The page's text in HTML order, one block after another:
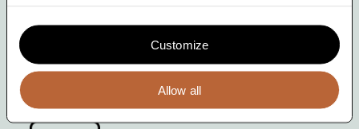
Allow all
Customize